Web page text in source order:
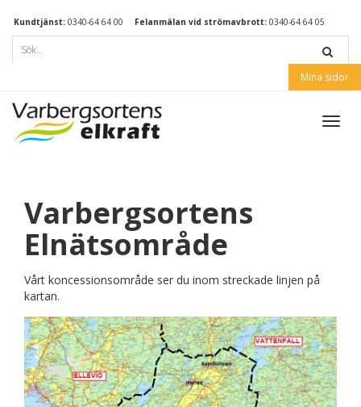
Kundtjänst: 0340-64 64 00 Felanmälan vid strömavbrott: 0340-64 64 05
Mina sidor
Varbergsortens
Elnätsområde
Vårt koncessionsområde ser du inom streckade linjen på
kartan.